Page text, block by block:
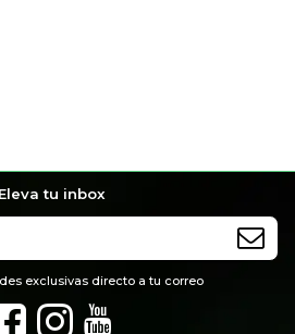
Eleva tu inbox
exclusivas directo a tu correo